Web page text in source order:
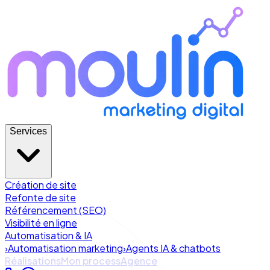
Services
Création de site
Refonte de site
Référencement (SEO)
Visibilité en ligne
Automatisation & IA
›Automatisation marketing›Agents IA & chatbots
RéalisationsMon processAgence